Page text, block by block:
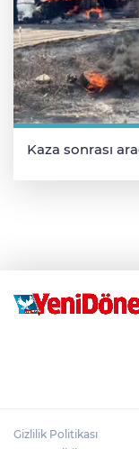
Kaza sonrası
Gizlilik Politikası